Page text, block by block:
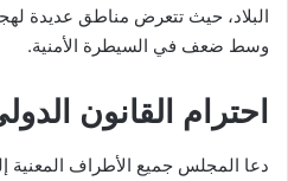
البلاد، حيث تتعرض مناطق عديدة
وسط ضعف في السيطرة الأمنية.
احترام القانون
دعا المجلس جميع الأطراف المعنية